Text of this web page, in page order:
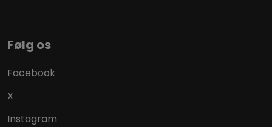
Følg os
Facebook
X
Instagram